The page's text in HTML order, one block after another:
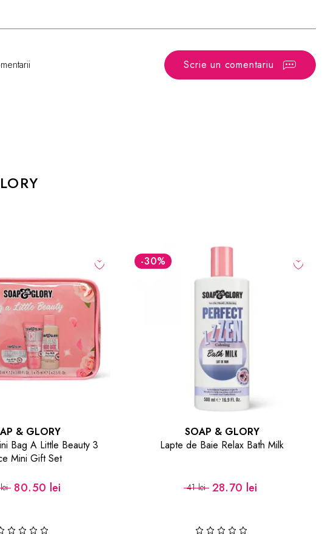
Scrie un comentariu
& GLORY
Relax Bath Milk
28.70 lei
-36LEI
SOAP & GLORY
Set cadou The Birthday Box 3 Piece Gift
120 lei 84 lei